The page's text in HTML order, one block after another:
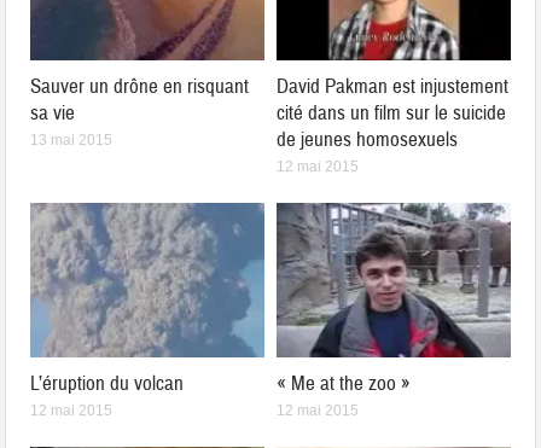
Sauver un drône en risquant
sa vie
13 mai 2015
David Pakman est injustement
cité dans un film sur le suicide
de jeunes homosexuels
12 mai 2015
L’éruption du volcan
12 mai 2015
« Me at the zoo »
12 mai 2015